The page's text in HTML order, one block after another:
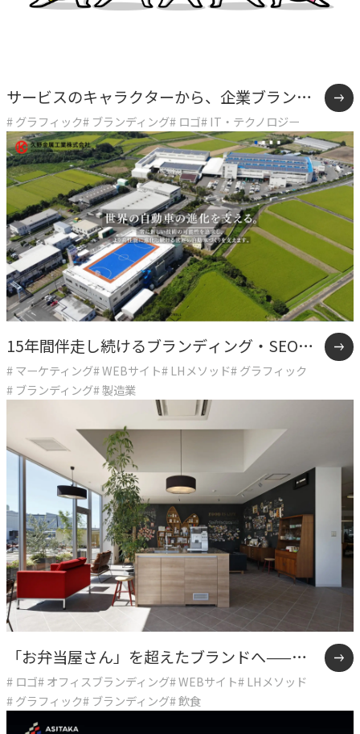
自社プロダクト
独自開発のプロダクトで、お客様のビジネスをサポートし
ます。
TVable
→
眠る画面をサイネージに
Piquet
→
指示や修正を直感的に
noNego
→
適正価格を守る仕組みに
スルスル解析
Webサイト分析をAIで自動に
VALUES
大切にしていること
私たちのビジョン、理念、カルチャーをご紹介します。
ビジョン
目指す未来の姿
私たちが​描く​理想
実現したい世界観
サービスのキャラクターから、企業ブランド
の象徴へ。「うさぎ主任」を育てた8年間
# グラフィック# ブランディング# ロゴ# IT・テクノロジー
15年間伴走し続けるブランディング・SEO戦
略支援事例
# マーケティング# WEBサイト# LHメソッド# グラフィック
# ブランディング# 製造業
「お弁当屋さん」を超えたブランドへ——オ
ーケーズデリカ10年間の企業変革
# ロゴ# オフィスブランディング# WEBサイト# LHメソッド
# グラフィック# ブランディング# 飲食